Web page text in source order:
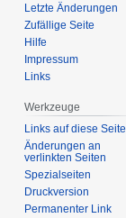
Letzte Änderungen
Zufällige Seite
Hilfe
Impressum
Links
Werkzeuge
Links auf diese Seite
Änderungen an
verlinkten Seiten
Spezialseiten
Druckversion
Permanenter Link